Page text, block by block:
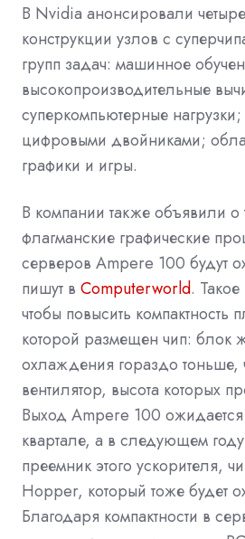
В Nvidia анонсировали
конструкции узлов с
групп задач: машинное
высокопроизводительные
суперкомпьютерные нагрузки;
цифровыми двойниками;
графики и игры.
В компании также объявили о
флагманские графические
серверов Ampere 100 будут
пишут в Computerworld.
чтобы повысить компактность
которой размещен чип: блок
охлаждения гораздо тоньше,
вентилятор, высота которых
Выход Ampere 100 ожидается
квартале, а в следующем году
преемник этого ускорителя,
Hopper, который тоже будет
Благодаря компактности в